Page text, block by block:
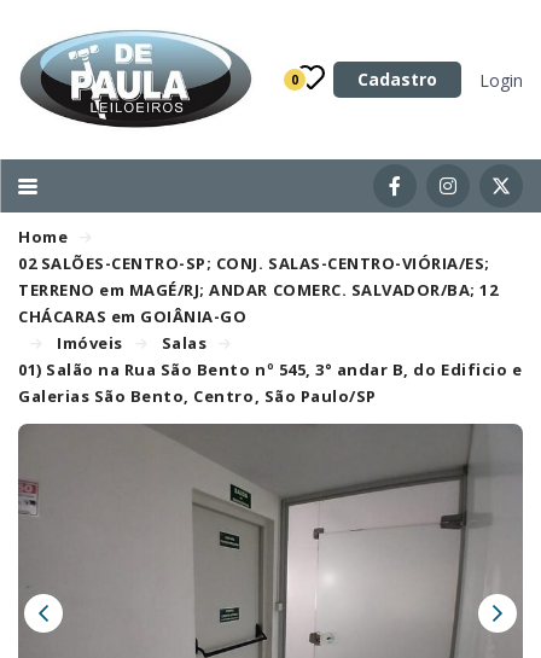
0 Cadastro Login
Categoria
Imóveis
Acessórios para Veículos
Máquinas
Home
02 SALÕES-CENTRO-SP; CONJ. SALAS-CENTRO-VIÓRIA/ES;
TERRENO em MAGÉ/RJ; ANDAR COMERC. SALVADOR/BA; 12
CHÁCARAS em GOIÂNIA-GO
Imóveis
Salas
01) Salão na Rua São Bento nº 545, 3° andar B, do Edificio e
Galerias São Bento, Centro, São Paulo/SP